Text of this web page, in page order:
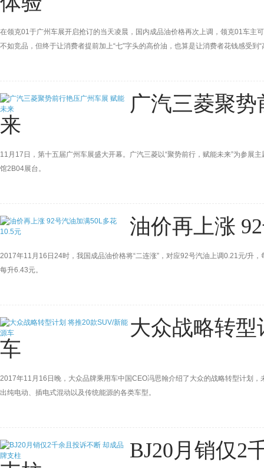
在领克01于广州车展开启抢订的当天凌晨，国内成品油价格再次上调，领克01车
不如竞品，但终于让消费者提前加上“七”字头的高价油，也算是让消费者花钱感受到“
广汽三菱聚
来
11月17日，第十五届广州车展盛大开幕。广汽三菱以“聚势前行，赋能未来”为参展
馆2B04展台。
油价再上涨
2017年11月16日24时，我国成品油价格将“二连涨”，对应92号汽油上调0.21元/升
每升6.43元。
大众战略转型
车
2017年11月16日晚，大众品牌乘用车中国CEO冯思翰介绍了大众的战略转型计划
出纯电动、插电式混动以及传统能源的各类车型。
BJ20月销仅2